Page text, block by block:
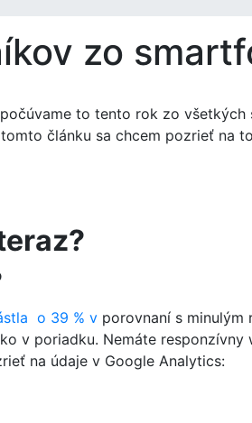
zo
to tento rok zo všetkých
článku sa chcem pozrieť na
o 39 % v porovnaní s minulým
v poriadku. Nemáte
na údaje v Google Analytics: